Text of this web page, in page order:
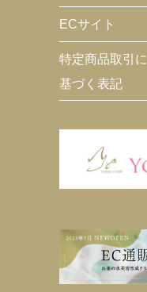
ECサイト
特定商品取引に
基づく表記